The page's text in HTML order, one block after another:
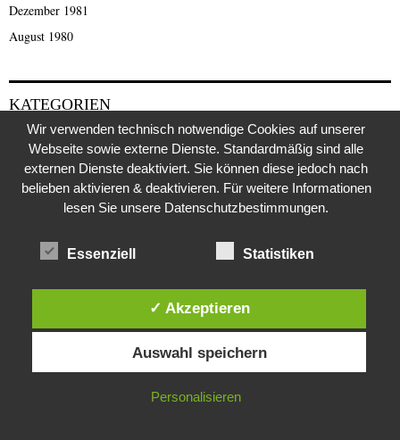
Dezember 1981
August 1980
KATEGORIEN
1970erJahre
2000er Jahre
419 er Scam (deutsch)
Afghanistan
Animal Scam
Diese Website verwendet Cookies. Durch die weitere Nutzung dieser
Website stimmst du der Verwendung von Cookies zu.
IN ORDNUNG
Wir verwenden technisch notwendige Cookies auf unserer
Webseite sowie externe Dienste. Standardmäßig sind alle
externen Dienste deaktiviert. Sie können diese jedoch nach
belieben aktivieren & deaktivieren. Für weitere Informationen
lesen Sie unsere Datenschutzbestimmungen.
Essenziell Statistiken
✓ Akzeptieren
Auswahl speichern
Personalisieren